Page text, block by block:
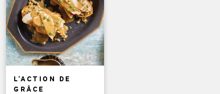
L'ACTION DE
GRÂCE